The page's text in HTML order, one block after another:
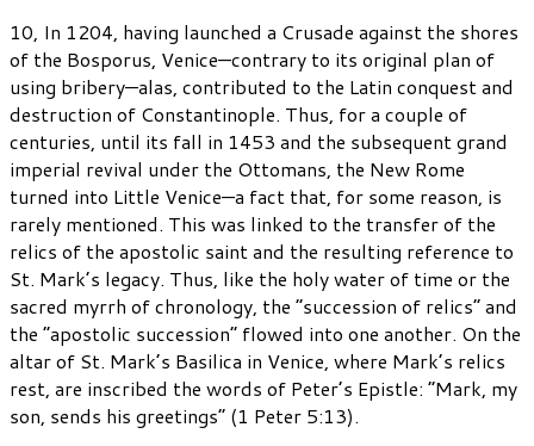
10, In 1204, having launched a Crusade against the shores
of the Bosporus, Venice—contrary to its original plan of
using bribery—alas, contributed to the Latin conquest and
destruction of Constantinople. Thus, for a couple of
centuries, until its fall in 1453 and the subsequent grand
imperial revival under the Ottomans, the New Rome
turned into Little Venice—a fact that, for some reason, is
rarely mentioned. This was linked to the transfer of the
relics of the apostolic saint and the resulting reference to
St. Mark’s legacy. Thus, like the holy water of time or the
sacred myrrh of chronology, the “succession of relics” and
the “apostolic succession” flowed into one another. On the
altar of St. Mark’s Basilica in Venice, where Mark’s relics
rest, are inscribed the words of Peter’s Epistle: “Mark, my
son, sends his greetings” (1 Peter 5:13).